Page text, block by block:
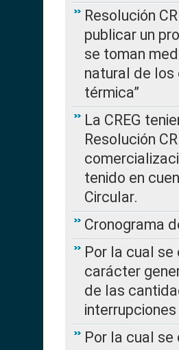
Resolución
publicar un
se toman
natural de los
térmica”
La CREG
Resolución
tenido en
Circular.
Cronograma
Por la cual
carácter
de las
Por la cual